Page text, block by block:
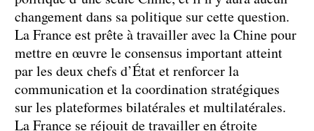
changement dans sa politique sur cette question.
La France est prête à travailler avec la Chine pour
mettre en œuvre le consensus important atteint
par les deux chefs d’État et renforcer la
communication et la coordination stratégiques
sur les plateformes bilatérales et multilatérales.
La France se réjouit de travailler en étroite